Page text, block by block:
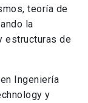
teoría de
la
estructuras de
Ingeniería
y